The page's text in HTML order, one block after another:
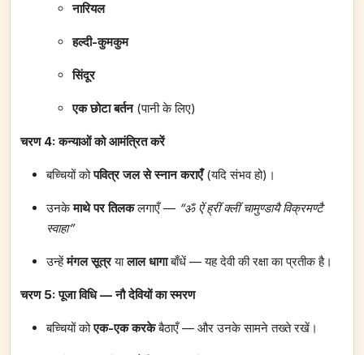
नारियल
हल्दी-कुमकुम
सिंदूर
एक छोटा बर्तन(पानी के लिए)
चरण 4: कन्याओं को आमंत्रित करें
बच्चियों कोपवित्र जल से स्नान कराएँ(यदि संभव हो)।
उनकेमाथे पर तिलकलगाएँ — “ॐ ऐं ह्रीं क्लीं चामुण्डायै विक्रमण्टै
स्वाहा”
उन्हेंमंगल सूत्रयालाल धागाबाँधें — यह देवी की रक्षा का प्रतीक है।
चरण 5: पूजा विधि — नौ देवियों का स्मरण
बच्चियों कोएक-एक करकेबैठाएँ — और उनके सामने तख्ते रखें।